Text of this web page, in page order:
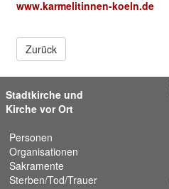
www.karmelitinnen-koeln.de
Zurück
Stadtkirche und
Kirche vor Ort
Personen
Organisationen
Sakramente
Sterben/Tod/Trauer